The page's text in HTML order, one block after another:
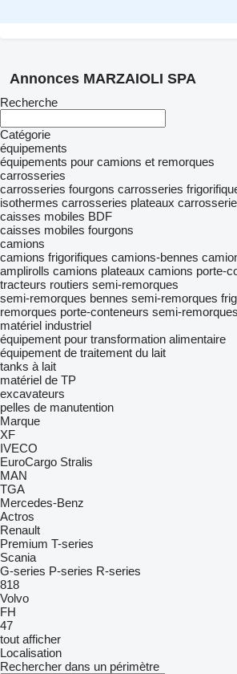
Annonces MARZAIOLI SPA
Recherche
Catégorie
équipements
équipements pour camions et remorques
carrosseries
carrosseries fourgons carrosseries
isothermes carrosseries plateaux
caisses mobiles BDF
caisses mobiles fourgons
camions
camions frigorifiques camions-bennes
amplirolls camions plateaux camions porte-
tracteurs routiers semi-remorques
semi-remorques bennes semi-remorques
remorques porte-conteneurs semi-
matériel industriel
équipement pour transformation alimentaire
équipement de traitement du lait
tanks à lait
matériel de TP
excavateurs
pelles de manutention
Marque
XF
IVECO
EuroCargo Stralis
MAN
TGA
Mercedes-Benz
Actros
Renault
Premium T-series
Scania
G-series P-series R-series
818
Volvo
FH
47
tout afficher
Localisation
Rechercher dans un périmètre